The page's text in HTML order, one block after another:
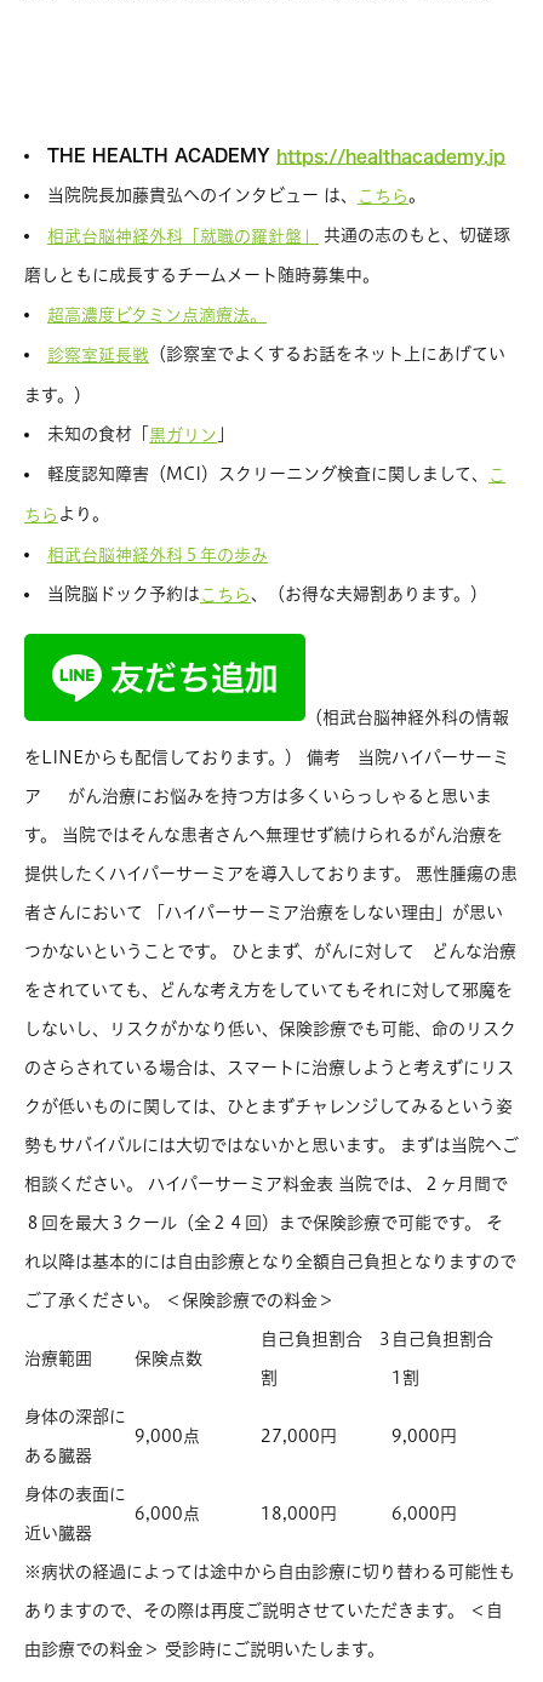
THE HEALTH ACADEMY https://healthacademy.jp
当院院長加藤貴弘へのインタビュー は、 こちら 。
相武台脳神経外科「就職の羅針盤」 共通の志のもと、切磋琢
磨しともに成長するチームメート随時募集中。
超高濃度ビタミン点滴療法。
診察室延長戦 （診察室でよくするお話をネット上にあげてい
ます。）
未知の食材「 黒ガリン 」
軽度認知障害（MCI）スクリーニング検査に関しまして、 こ
ちら より。
相武台脳神経外科５年の歩み
当院脳ドック予約は こちら、（お得な夫婦割あります。）
（相武台脳神経外科の情報
をLINEからも配信しております。） 備考 当院ハイパーサーミ
ア がん治療にお悩みを持つ方は多くいらっしゃると思いま
す。 当院ではそんな患者さんへ無理せず続けられるがん治療を
提供したくハイパーサーミアを導入しております。 悪性腫瘍の患
者さんにおいて 「ハイパーサーミア治療をしない理由」が思い
つかないということです。 ひとまず、がんに対して どんな治療
をされていても、どんな考え方をしていてもそれに対して邪魔を
しないし、リスクがかなり低い、保険診療でも可能、命のリスク
のさらされている場合は、スマートに治療しようと考えずにリス
クが低いものに関しては、ひとまずチャレンジしてみるという姿
勢もサバイバルには大切ではないかと思います。 まずは当院へご
相談ください。 ハイパーサーミア料金表 当院では、２ヶ月間で
８回を最大３クール（全２４回）まで保険診療で可能です。 そ
れ以降は基本的には自由診療となり全額自己負担となりますので
ご了承ください。 ＜保険診療での料金＞
治療範囲 保険点数
自己負担割合 3
割
自己負担割合
1割
身体の深部に
ある臓器
9,000点 27,000円 9,000円
身体の表面に
近い臓器
6,000点 18,000円 6,000円
※病状の経過によっては途中から自由診療に切り替わる可能性も
ありますので、その際は再度ご説明させていただきます。 ＜自
由診療での料金＞ 受診時にご説明いたします。